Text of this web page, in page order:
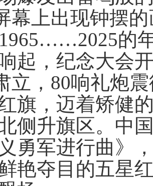
幕上出现钟摆
的
起，纪念大会
立，80响礼炮
旗，迈着矫健
侧升旗区。中
勇军进行曲》
艳夺目的五星